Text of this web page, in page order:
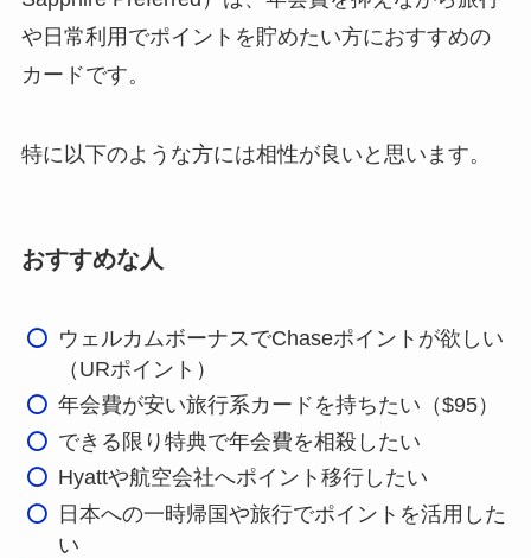
や日常利用でポイントを貯めたい方におすすめの
カードです。
特に以下のような方には相性が良いと思います。
おすすめな人
ウェルカムボーナスでChaseポイントが欲しい
（URポイント）
年会費が安い旅行系カードを持ちたい（$95）
できる限り特典で年会費を相殺したい
Hyattや航空会社へポイント移行したい
日本への一時帰国や旅行でポイントを活用した
い